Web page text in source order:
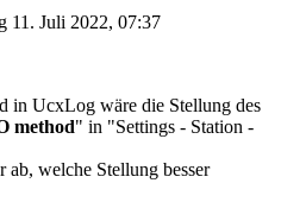
11. Juli 2022, 07:37
in UcxLog wäre die Stellung des
method" in "Settings - Station -
welche Stellung besser